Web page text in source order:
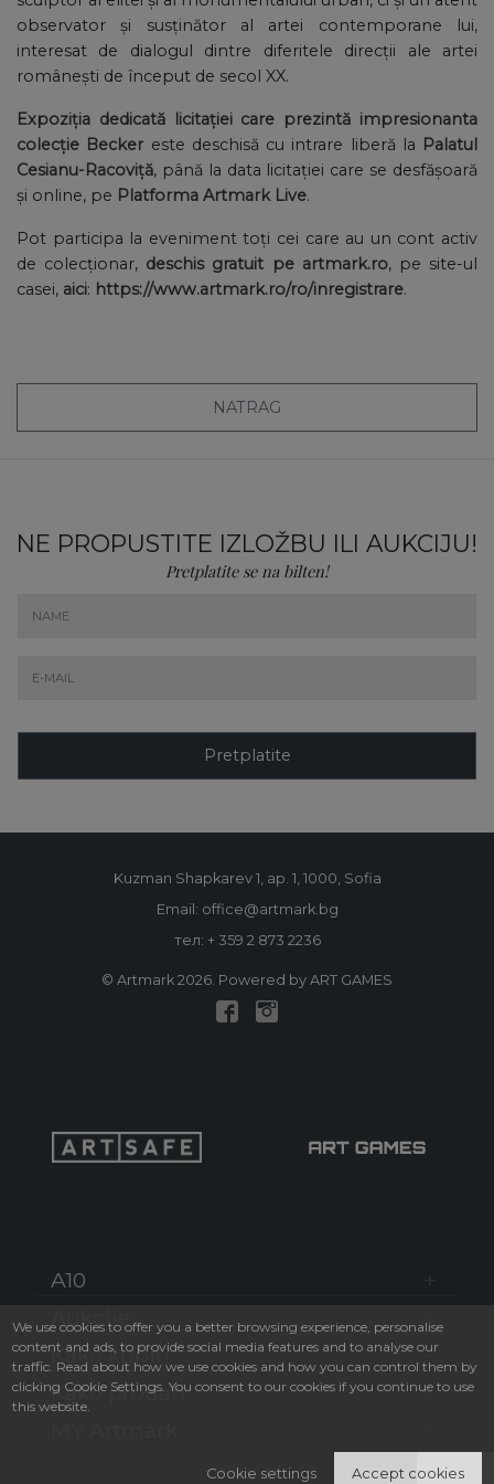
observator și susținător al artei contemporane lui,
interesat de dialogul dintre diferitele direcții ale artei
românești de început de secol XX.
Expoziția dedicată licitației care prezintă impresionanta
colecție Beckereste deschisă cu intrare liberă la Palatul
Cesianu-Racoviță, până la data licitației care se desfășoară
și online, pe Platforma Artmark Live.
Pot participa la eveniment toți cei care au un cont activ
de colecționar, deschis gratuit pe artmark.ro, pe site-ul
casei, aici: https://www.artmark.ro/ro/inregistrare.
NATRAG
NE PROPUSTITE IZLOŽBU ILI AUKCIJU!
Pretplatite se na bilten!
Pretplatite
Kuzman Shapkarev 1, ap. 1, 1000, Sofia
Email: office@artmark.bg
тел: + 359 2 873 2236
© Artmark 2026. Powered by ART GAMES
A10
Aukcije
Kako kupiti
Kako prodati
We use cookies to offer you a better browsing experience, personalise
content and ads, to provide social media features and to analyse our
traffic. Read about how we use cookies and how you can control them by
clicking Cookie Settings. You consent to our cookies if you continue to use
this website.
Cookie settings Accept cookies